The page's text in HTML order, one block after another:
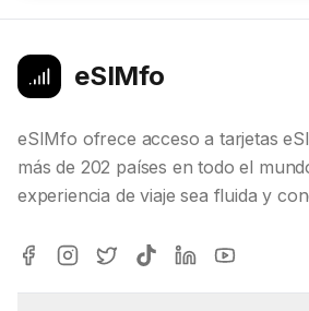
eSIMfo
eSIMfo ofrece acceso a tarjetas
más de 202 países en todo el
experiencia de viaje sea fluida y